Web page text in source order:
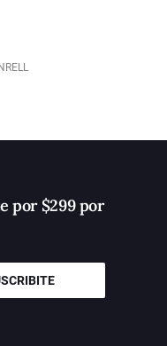
por $299 por